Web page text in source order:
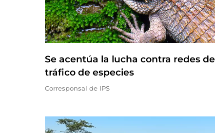
Se acentúa la lucha contra redes de
tráfico de especies
Corresponsal de IPS